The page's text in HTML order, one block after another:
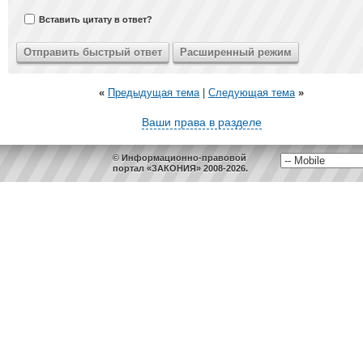
Вставить цитату в ответ?
« Предыдущая тема| Следующая тема »
Ваши права в разделе
© Информационно-правовой
портал «ЗАКОНИЯ» 2008-2026.